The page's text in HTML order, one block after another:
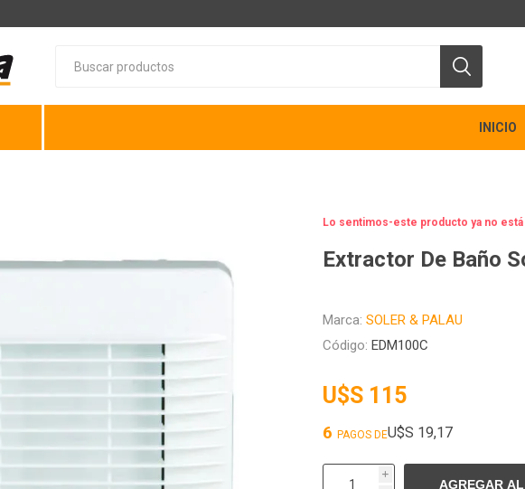
INICIO
Lo sentimos-este producto ya no
Extractor De Baño
Marca: SOLER & PALAU
Código: EDM100C
U$S 115
6 PAGOS DEU$S 19,17
i